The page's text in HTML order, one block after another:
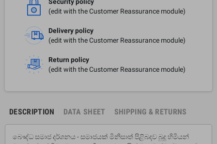
(edit with the Customer Reassurance module)
Delivery policy
(edit with the Customer Reassurance module)
Return policy
(edit with the Customer Reassurance module)
DESCRIPTION DATA SHEET SHIPPING & RETURNS
බෞද්ධ සමාජ දර්ශනය - සමාජයක් මිනිසාත් පිළිබදව බුදු හිමියන්